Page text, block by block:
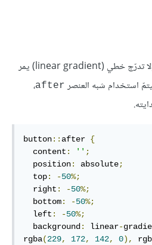
إن التأثير المُراد إضافته ما هو إلا تدرّج خطي (linear gradient) يمر
استخدام شبه العنصر after،
button:: after {
  content
: '' ;
  position
: absolute;
  top
: -50%;
  right
: -50%;
  bottom
: -50%;
  left
: -50%;
  background
: linear-
rgba(229, 172, 142, 0),